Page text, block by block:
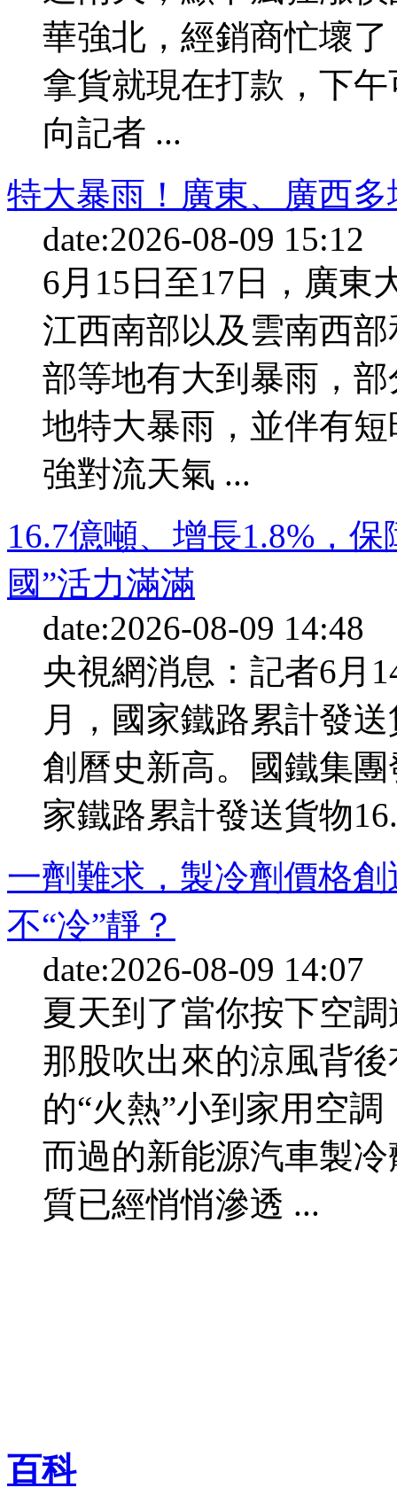
華強北，經銷商忙壞
拿貨就現在打款，下
向記者 ...
特大暴雨！廣東、廣西
date:2026-08-09 15:12
6月15日至17日，廣東
江西南部以及雲南西
部等地有大到暴雨，
地特大暴雨，並伴有
強對流天氣 ...
16.7億噸、增長1.8%，
國”活力滿滿
date:2026-08-09 14:48
央視網消息：記者6月
月，國家鐵路累計發
創曆史新高。國鐵集
家鐵路累計發送貨物
一劑難求，製冷劑價格
不“冷”靜？
date:2026-08-09 14:07
夏天到了當你按下空
那股吹出來的涼風背
的“火熱”小到家用空
而過的新能源汽車製
質已經悄悄滲透 ...
百科